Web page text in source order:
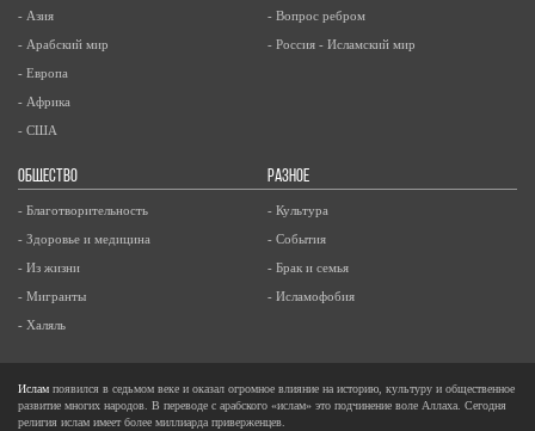
- Азия
- Арабский мир
- Европа
- Африка
- США
- Вопрос ребром
- Россия - Исламский мир
ОБЩЕСТВО
- Благотворительность
- Здоровье и медицина
- Из жизни
- Мигранты
- Халяль
РАЗНОЕ
- Культура
- События
- Брак и семья
- Исламофобия
Ислам появился в седьмом веке и оказал огромное влияние на историю, культуру и общественное
развитие многих народов. В переводе с арабского «ислам» это подчинение воле Аллаха. Сегодня
религия ислам имеет более миллиарда приверженцев.